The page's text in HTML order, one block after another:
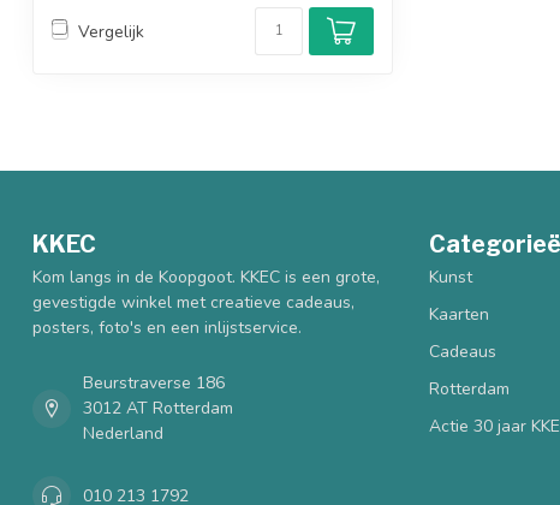
Vergelijk
KKEC
Kom langs in de Koopgoot. KKEC is een grote,
gevestigde winkel met creatieve cadeaus,
posters, foto's en een inlijstservice.
Beurstraverse 186
3012 AT Rotterdam
Nederland
010 213 1792
Kunst
Kaarten
Cadeaus
Rotterdam
Actie 30 jaar